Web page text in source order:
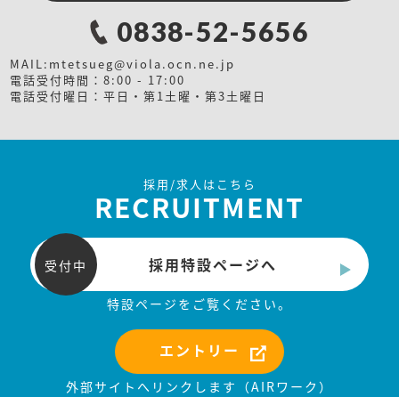
0838-52-5656
MAIL: mtetsueg@viola.ocn.ne.jp
電話受付時間：8:00 - 17:00
電話受付曜日：平日・第1土曜・第3土曜日
採用/求人はこちら
RECRUITMENT
受付中 採用特設ページへ
特設ページをご覧ください。
エントリー
外部サイトへリンクします（AIRワーク）